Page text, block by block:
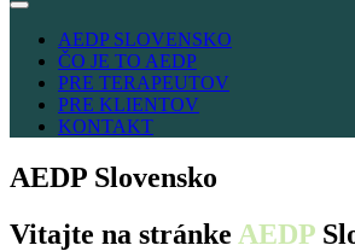
AEDP SLOVENSKO
ČO JE TO AEDP
PRE TERAPEUTOV
PRE KLIENTOV
KONTAKT
AEDP Slovensko
Vitajte na stránke AEDP